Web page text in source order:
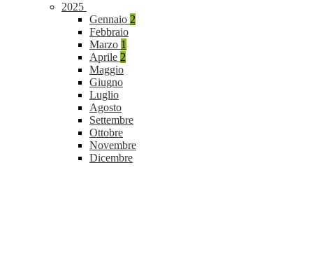
2025
Gennaio 2
Febbraio
Marzo 1
Aprile 2
Maggio
Giugno
Luglio
Agosto
Settembre
Ottobre
Novembre
Dicembre